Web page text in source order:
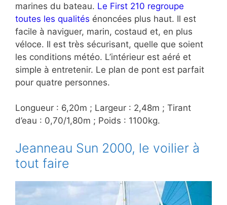
marines du bateau. Le First 210 regroupe
toutes les qualités énoncées plus haut. Il est
facile à naviguer, marin, costaud et, en plus
véloce. Il est très sécurisant, quelle que soient
les conditions météo. L’intérieur est aéré et
simple à entretenir. Le plan de pont est parfait
pour quatre personnes.
Longueur : 6,20m ; Largeur : 2,48m ; Tirant
d’eau : 0,70/1,80m ; Poids : 1100kg.
Jeanneau Sun 2000, le voilier à
tout faire